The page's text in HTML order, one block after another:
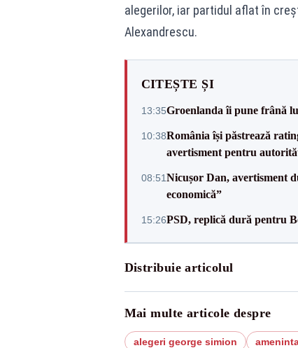
alegerilor, iar partidul aflat în
Alexandrescu.
CITEȘTE ȘI
13:35Groenlanda îi pune frână
10:38România își păstrează
avertisment pentru
08:51Nicușor Dan, avertisment
economică”
15:26PSD, replică dură pentru
Distribuie articolul
Mai multe articole despre
alegeri george simion